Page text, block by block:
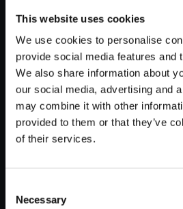
This website uses cookies
We use cookies to personalise
provide social media features and
We also share information about
our social media, advertising and
may combine it with other
provided to them or that they’ve
of their services.
Selection
Necessary
【単曲】
Hunter
現わる！